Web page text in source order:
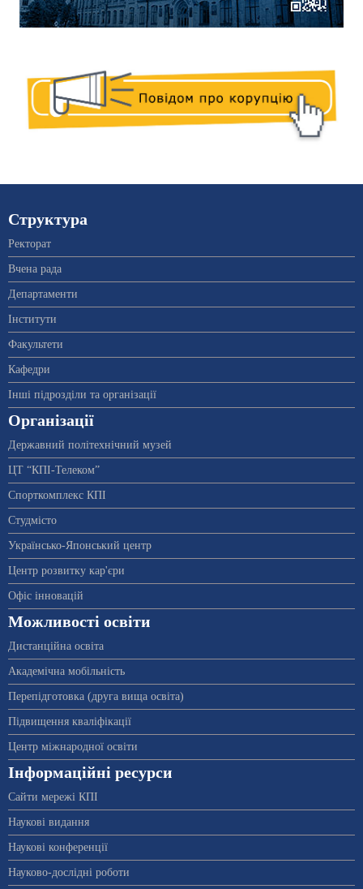
Структура
Ректорат
Вчена рада
Департаменти
Інститути
Факультети
Кафедри
Інші підрозділи та організації
Організації
Державний політехнічний музей
ЦТ “КПІ-Телеком”
Спорткомплекс КПІ
Студмісто
Українсько-Японський центр
Центр розвитку кар'єри
Офіс інновацій
Можливості освіти
Дистанційна освіта
Академічна мобільність
Перепідготовка (друга вища освіта)
Підвищення кваліфікації
Центр міжнародної освіти
Інформаційні ресурси
Сайти мережі КПІ
Наукові видання
Наукові конференції
Науково-дослідні роботи